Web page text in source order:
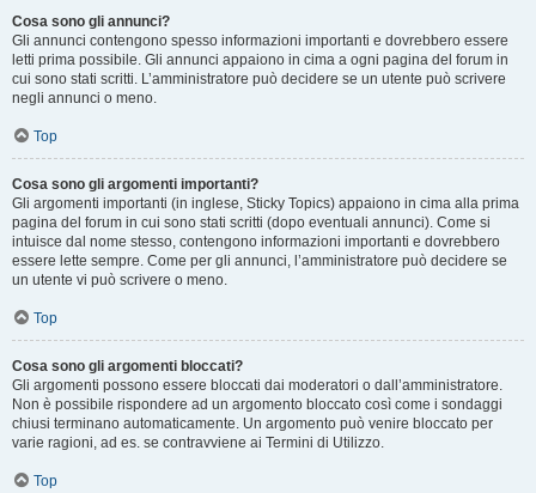
Cosa sono gli annunci?
Gli annunci contengono spesso informazioni importanti e dovrebbero essere
letti prima possibile. Gli annunci appaiono in cima a ogni pagina del forum in
cui sono stati scritti. L’amministratore può decidere se un utente può scrivere
negli annunci o meno.
Top
Cosa sono gli argomenti importanti?
Gli argomenti importanti (in inglese, Sticky Topics) appaiono in cima alla prima
pagina del forum in cui sono stati scritti (dopo eventuali annunci). Come si
intuisce dal nome stesso, contengono informazioni importanti e dovrebbero
essere lette sempre. Come per gli annunci, l’amministratore può decidere se
un utente vi può scrivere o meno.
Top
Cosa sono gli argomenti bloccati?
Gli argomenti possono essere bloccati dai moderatori o dall’amministratore.
Non è possibile rispondere ad un argomento bloccato così come i sondaggi
chiusi terminano automaticamente. Un argomento può venire bloccato per
varie ragioni, ad es. se contravviene ai Termini di Utilizzo.
Top